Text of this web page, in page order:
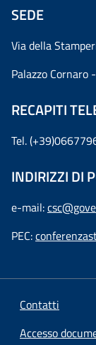
SEDE
Via della
Palazzo Cornaro
RECAPITI
Tel.
INDIRIZZI DI
e-mail:
PEC:
Contatti
Accesso